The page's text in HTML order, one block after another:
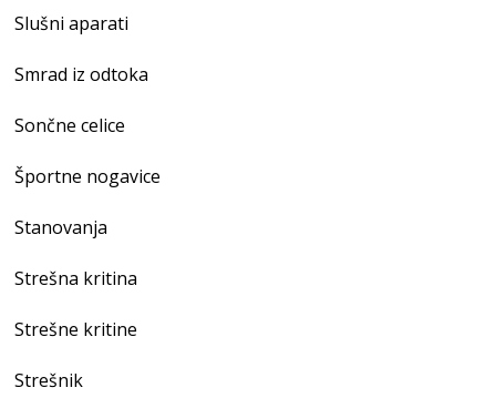
Slušni aparati
Smrad iz odtoka
Sončne celice
Športne nogavice
Stanovanja
Strešna kritina
Strešne kritine
Strešnik